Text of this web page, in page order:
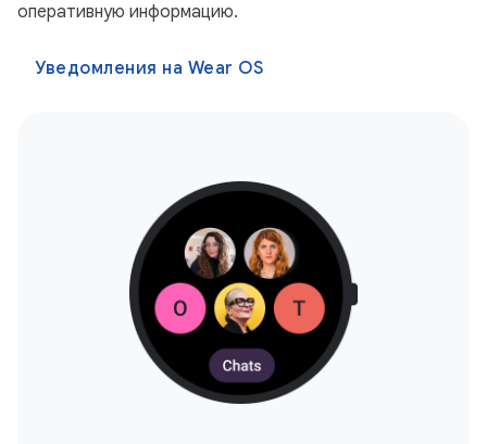
оперативную информацию.
Уведомления на Wear OS